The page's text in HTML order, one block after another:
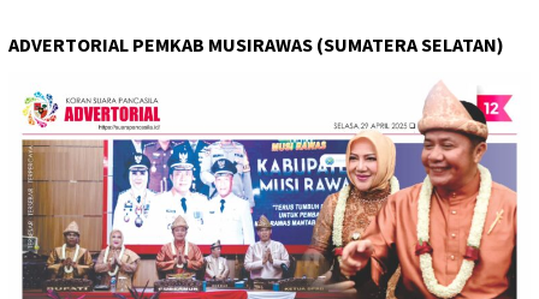
ADVERTORIAL PEMKAB MUSIRAWAS (SUMATERA SELATAN)